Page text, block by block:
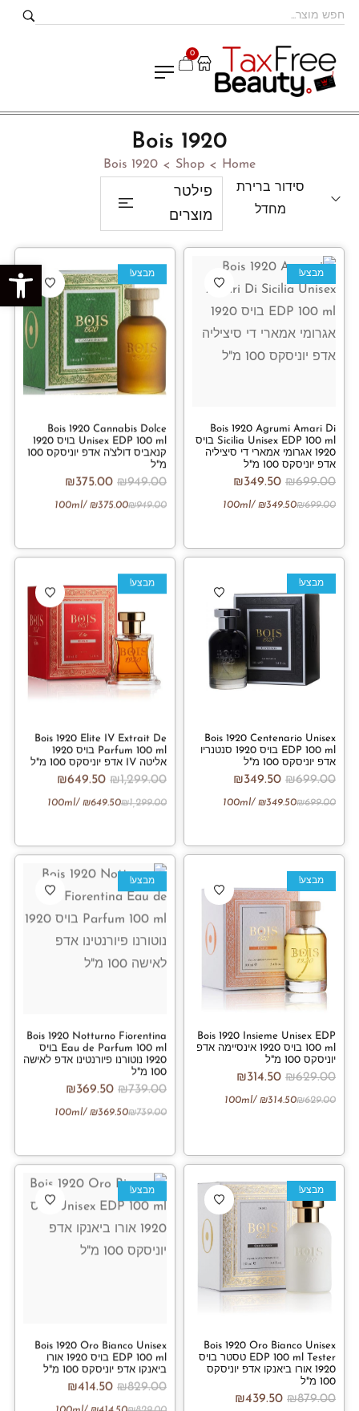
פתח סרגל נגישות
0
Bois 1920
Home
>
Shop
>
Bois 1920
סידור ברירת
מחדל
פילטר
מוצרים
מבצע!
Bois 1920 Agrumi Amari Di
Sicilia Unisex EDP 100 ml בויס
1920 אגרומי אמארי די סיציליה
אדפ יוניסקס 100 מ"ל
₪699.00
₪349.50
₪699.00
₪349.50
/100ml
מבצע!
Bois 1920 Cannabis Dolce
Unisex EDP 100 ml בויס 1920
קנאביס דולצ'ה אדפ יוניסקס 100
מ"ל
₪949.00
₪375.00
₪949.00
₪375.00
/100ml
מבצע!
Bois 1920 Centenario Unisex
EDP 100 ml בויס 1920 סנטנריו
אדפ יוניסקס 100 מ"ל
₪699.00
₪349.50
₪699.00
₪349.50
/100ml
מבצע!
Bois 1920 Elite IV Extrait De
Parfum 100 ml בויס 1920
אליטה IV אדפ יוניסקס 100 מ"ל
₪1,299.00
₪649.50
₪1,299.00
₪649.50
/100ml
מבצע!
Bois 1920 Insieme Unisex EDP
100 ml בויס 1920 אינסיימה אדפ
יוניסקס 100 מ"ל
₪629.00
₪314.50
₪629.00
₪314.50
/100ml
מבצע!
Bois 1920 Notturno Fiorentina
Eau de Parfum 100 ml בויס
1920 נוטורנו פיורנטינו אדפ לאישה
100 מ"ל
₪739.00
₪369.50
₪739.00
₪369.50
/100ml
מבצע!
Bois 1920 Oro Bianco Unisex
EDP 100 ml Tester טסטר בויס
1920 אורו ביאנקו אדפ יוניסקס
100 מ"ל
₪879.00
₪439.50
מבצע!
Bois 1920 Oro Bianco Unisex
EDP 100 ml בויס 1920 אורו
ביאנקו אדפ יוניסקס 100 מ"ל
₪829.00
₪414.50